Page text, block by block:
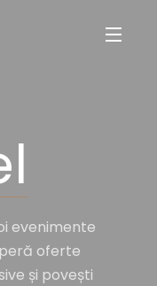
evenimente
oferte
și povești